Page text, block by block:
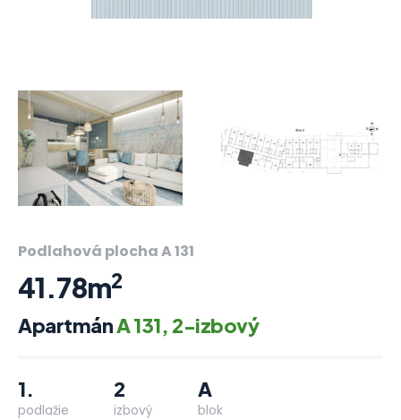
Podlahová plocha A 131
41.78m2
ApartmánA 131, 2-izbový
1.
podlažie
2
izbový
A
blok